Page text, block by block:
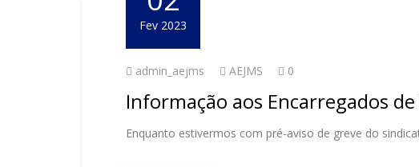
Fev 2023
admin_aejms AEJMS 0
Informação aos Encarregados de
Enquanto estivermos com pré-aviso de greve do